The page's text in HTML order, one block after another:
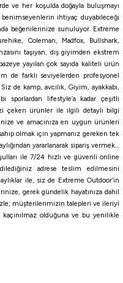
Parça Olta Kamışı
ve her koşulda doğayla buluşmayı
benimseyenlerin ihtiyaç duyabileceği
beğenilerinize sunuluyor. Extreme
Coleman, Madfox, Bullshark,
taşıyan, dış giyimden ekstrem
yayılan çok sayıda kaliteli ürün
de farklı seviyelerden profesyonel
de kamp, avcılık, Giyim, ayakkabı,
sporlardan lifestyle’a kadar çeşitli
çeken ürünler ile ilgili detaylı bilgi
ve amacınıza en uygun ürünleri
olmak için yapmanız gereken tek
yararlanarak sipariş vermek…
ile 7/24 hızlı ve güvenli online
dilediğiniz adrese teslim edilmesini
ile, siz de Extreme Outdoor’in
gerek gündelik hayatınıza dahil
müşterilerimizin talepleri ve ileriyi
kaçınılmaz olduğuna ve bu yenilikle